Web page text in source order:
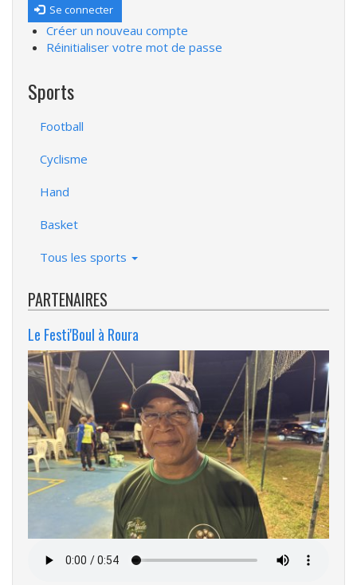
Se connecter
Créer un nouveau compte
Réinitialiser votre mot de passe
Sports
Football
Cyclisme
Hand
Basket
Tous les sports
PARTENAIRES
Le Festi'Boul à Roura
audio